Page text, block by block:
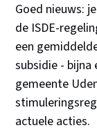
Goed nieuws:
de ISDE-
een
subsidie -
gemeente
actuele acties.